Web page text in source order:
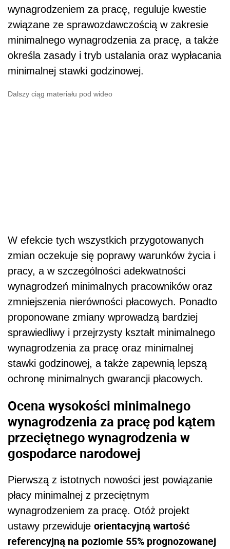
wynagrodzeniem za pracę, reguluje kwestie
związane ze sprawozdawczością w zakresie
minimalnego wynagrodzenia za pracę, a także
określa zasady i tryb ustalania oraz wypłacania
minimalnej stawki godzinowej.
Dalszy ciąg materiału pod wideo
W efekcie tych wszystkich przygotowanych
zmian oczekuje się poprawy warunków życia i
pracy, a w szczególności adekwatności
wynagrodzeń minimalnych pracowników oraz
zmniejszenia nierówności płacowych. Ponadto
proponowane zmiany wprowadzą bardziej
sprawiedliwy i przejrzysty kształt minimalnego
wynagrodzenia za pracę oraz minimalnej
stawki godzinowej, a także zapewnią lepszą
ochronę minimalnych gwarancji płacowych.
Ocena wysokości minimalnego
wynagrodzenia za pracę pod kątem
przeciętnego wynagrodzenia w
gospodarce narodowej
Pierwszą z istotnych nowości jest powiązanie
płacy minimalnej z przeciętnym
wynagrodzeniem za pracę. Otóż projekt
ustawy przewiduje orientacyjną wartość
referencyjną na poziomie 55% prognozowanej